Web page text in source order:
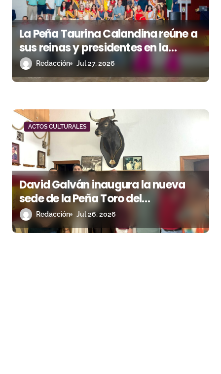
s
La Peña Taurina Calandina reúne a
sus reinas y presidentes en la
celebración de su 50.º aniversario
Redacción Jul 27, 2026
ACTOS CULTURALES
David Galván inaugura la nueva
sede de la Peña Toro del
Aguardiente de San Roque
Redacción Jul 26, 2026